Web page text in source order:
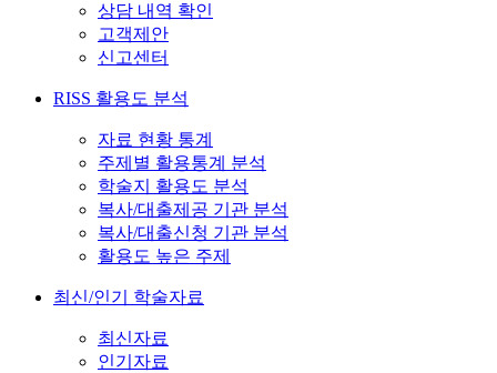
상담 내역 확인
고객제안
신고센터
RISS 활용도 분석
자료 현황 통계
주제별 활용통계 분석
학술지 활용도 분석
복사/대출제공 기관 분석
복사/대출신청 기관 분석
활용도 높은 주제
최신/인기 학술자료
최신자료
인기자료